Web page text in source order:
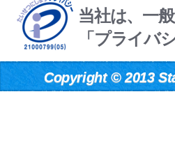
当社は、一
「プライバ
Copyright©2013